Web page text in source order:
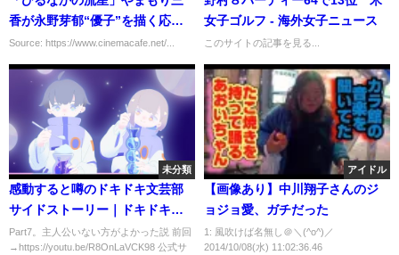
香が永野芽郁“優子”を描く応援
イラスト到着『そして、バトン
は渡された』
Source: https://www.cinemacafe.net/...
女子ゴルフ - 海外女子ニュース
このサイトの記事を見る...
未分類
感動すると噂のドキドキ文芸部
サイドストーリー｜ドキドキ文
芸部プラス
Part7。主人公いない方がよかった説 前回
→https://youtu.be/R8OnLaVCK98 公式サ
アイドル
【画像あり】中川翔子さんのジ
ョジョ愛、ガチだった
1: 風吹けば名無し＠＼(^o^)／
2014/10/08(水) 11:02:36.46